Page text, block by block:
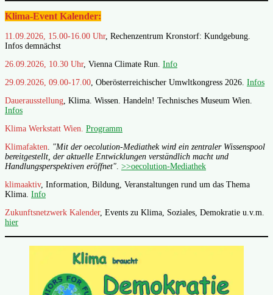
Klima-Event Kalender:
11.09.2026, 15.00-16.00 Uhr, Rechenzentrum Kronstorf: Kundgebung.
Infos demnächst
26.09.2026, 10.30 Uhr, Vienna Climate Run. Info
29.09.2026, 09.00-17.00 , Oberösterreichischer Umwltkongress 2026. Infos
Dauerausstellung , Klima. Wissen. Handeln! Technisches Museum Wien.
Infos
Klima Werkstatt Wien. Programm
Klimafakten
"Mit der oecolution-Mediathek wird ein zentraler Wissenspool
bereitgestellt, der aktuelle Entwicklungen verständlich macht und
Handlungsperspektiven eröffnet" >>oecolution-Mediathek
klimaaktiv, Information, Bildung, Veranstaltungen rund um das Thema
Klima. Info
Zukunftsnetzwerk Kalender, Events zu Klima, Soziales, Demokratie u.v.m.
hier